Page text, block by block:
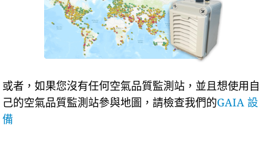
或者，如果您沒有任何空氣品質監測站，並且想使用自
己的空氣品質監測站參與地圖，請檢查我們的GAIA 設
備